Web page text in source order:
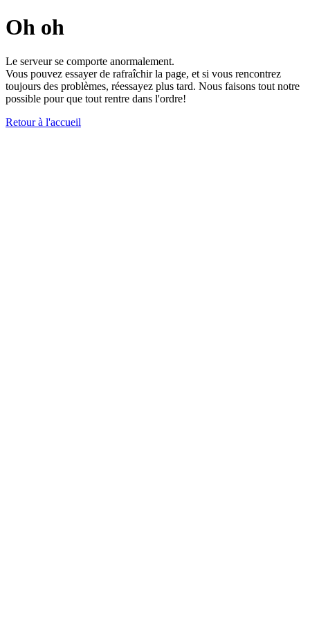
Oh oh
Le serveur se comporte anormalement.
Vous pouvez essayer de rafraîchir la page, et si vous rencontrez
toujours des problèmes, réessayez plus tard. Nous faisons tout notre
possible pour que tout rentre dans l'ordre!
Retour à l'accueil